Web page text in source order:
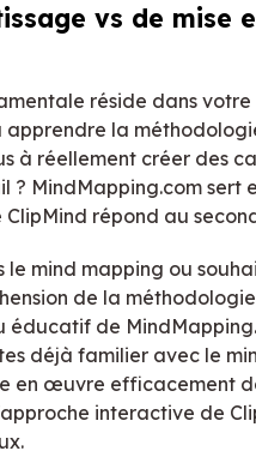
vs de mise
réside dans
apprendre la
à réellement créer des
? MindMapping.com sert
répond au
le mind mapping ou
de la
éducatif de
déjà familier avec le
en œuvre efficacement
interactive de